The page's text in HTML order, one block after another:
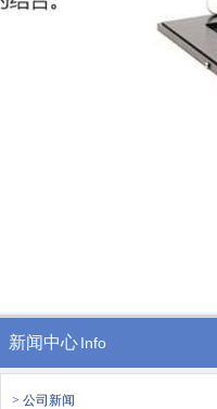
新闻中心Info
> 公司新闻